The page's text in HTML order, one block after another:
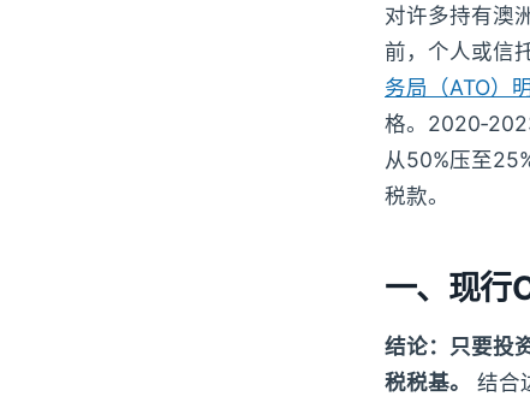
对许多持有澳
前，个人或信
务局（ATO）
格。
从50%压至
税款。
一、现行
结论：只要投
税税基。
结合